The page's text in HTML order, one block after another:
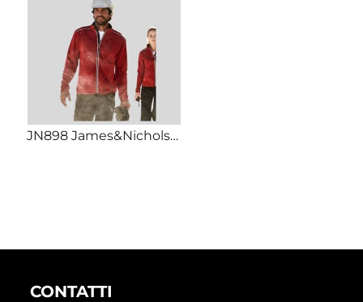
JN898 James&Nicholson Pile uomo lavorato a maglia bicolore melangiato zip lunga 280gr
CONTATTI